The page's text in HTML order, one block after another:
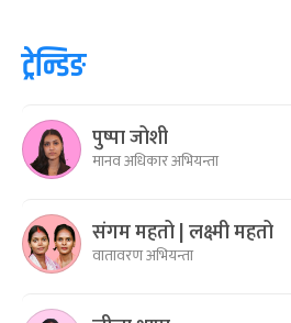
ट्रेन्डिङ
पुष्पा जोशी
मानव अधिकार अभियन्ता
संगम महतो | लक्ष्मी महतो
वातावरण अभियन्ता